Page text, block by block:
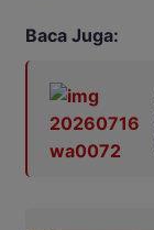
Baca Juga: